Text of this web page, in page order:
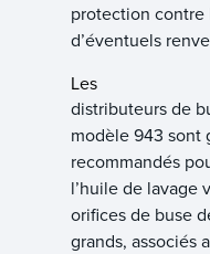
protection contre
d’éventuels
Les
distributeurs de
modèle 943 sont
recommandés
l’huile de lavage
orifices de buse
grands, associés